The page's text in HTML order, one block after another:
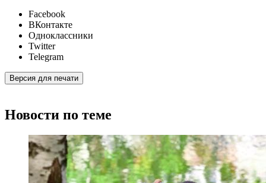
Facebook
ВКонтакте
Одноклассники
Twitter
Telegram
Версия для печати
Новости по теме